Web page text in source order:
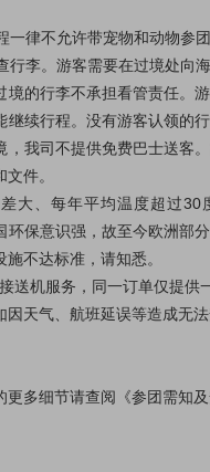
一律不允许带宠物和动物参团
行李。游客需要在过境处向
境的行李不承担看管责任。
继续行程。没有游客认领的
，我司不提供免费巴士送客
件。
大、每年平均温度超过30
环保意识强，故至今欧洲部
不达标准，请知悉。
送机服务，同一订单仅提供
因天气、航班延误等造成无
更多细节请查阅《参团需知